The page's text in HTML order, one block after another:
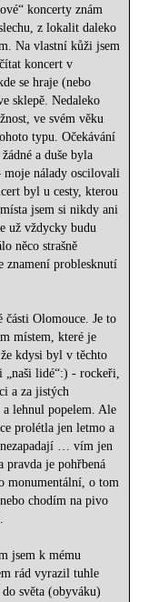
koncerty znám
z lokalit daleko
Na vlastní kůži jsem
koncert v
se hraje (nebo
sklepě. Nedaleko
ve svém věku
typu. Očekávání
a duše byla
moje nálady oscilovali
byl u cesty, kterou
jsem si nikdy ani
už vždycky budu
něco strašně
znamení problesknutí
části Olomouce. Je to
místem, které je
kdysi byl v těchto
„naši lidé“:) - rockeři,
a za jistých
lehnul popelem. Ale
prolétla jen letmo a
nezapadají … vím jen
pravda je pohřbená
monumentální, o tom
chodím na pivo
jsem k mému
rád vyrazil tuhle
světa (obyváku)